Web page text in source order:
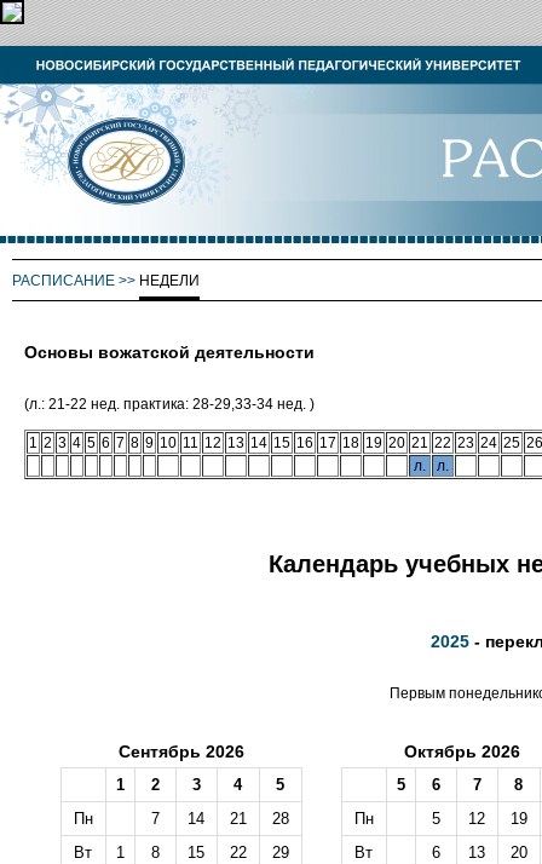
РАСПИСАНИЕ >> НЕДЕЛИ
Основы вожатской деятельности
(л.: 21-22 нед. практика: 28-29,33-34 нед. )
1 2 3 4 5 6 7 8 9 10 11 12 13 14 15 16 17 18 19 20 21 22 23 24 25 26
л.
л.
Календарь учебных
2025 -
Первым
Сентябрь 2026
1 2 3 4
5
Пн
7 14 21
28
Вт
1 8 15 22
29
Октябрь 2026
5 6 7
8
Пн
5 12
19
Вт
6 13
20